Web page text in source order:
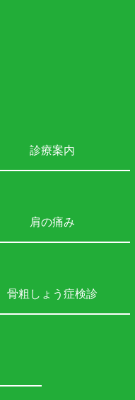
診療案内
肩の痛み
骨粗しょう症検診